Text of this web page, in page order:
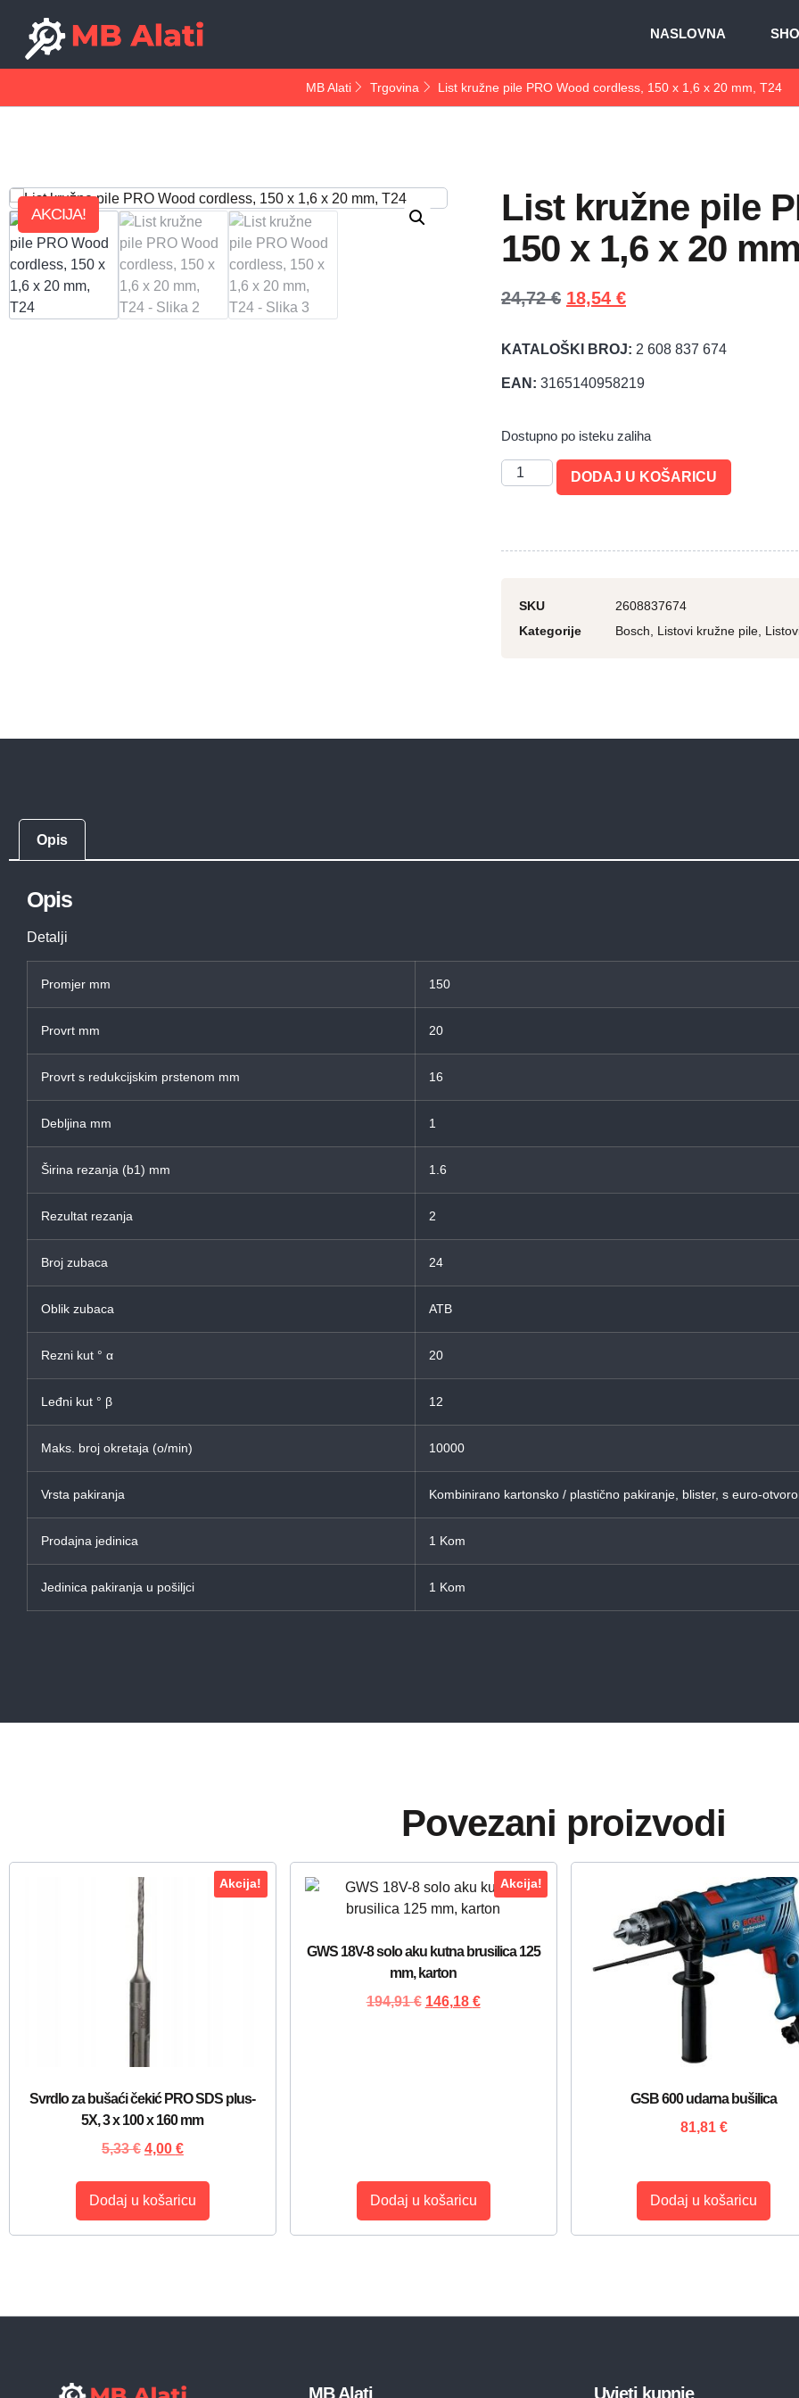
NASLOVNA
MB Alati Trgovina List kružne pile PRO Wood cordless, 150 x 1,6 x 20 mm, T24
AKCIJA!
List kružne pile
150 x 1,6 x 20
24,72€ 18,54 €
KATALOŠKI BROJ: 2 608 837 674
EAN: 3165140958219
Dostupno po isteku zaliha
DODAJ U KOŠARICU
SKU
2608837674
Kategorije
Bosch Listovi kružne pile
Opis
Opis
Detalji
Promjer mm 150
Provrt mm 20
Provrt s redukcijskim prstenom mm 16
Debljina mm 1
Širina rezanja (b1) mm 1.6
Rezultat rezanja 2
Broj zubaca 24
Oblik zubaca ATB
Rezni kut ° α 20
Leđni kut ° β 12
Maks. broj okretaja (o/min) 10000
Vrsta pakiranja Kombinirano kartonsko / plastično pakiranje, blister, s euro-
Prodajna jedinica 1 Kom
Jedinica pakiranja u pošiljci 1 Kom
Povezani proizvodi
Akcija!
Svrdlo za bušaći čekić PRO SDS plus-
5X, 3 x 100 x 160 mm
5,33€ 4,00 €
Dodaj u košaricu
Akcija!
GWS 18V-8 solo aku kutna brusilica 125
mm, karton
194,91€ 146,18 €
Dodaj u košaricu
GSB 600 udarna bušilica
81,81 €
Dodaj u košaricu
MB Alati Uvjeti kupnje